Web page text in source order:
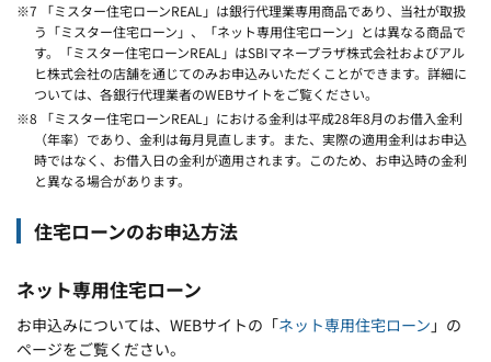
※7 「ミスター住宅ローンREAL」は銀行代理業専用商品であり、当社が取扱
う「ミスター住宅ローン」、「ネット専用住宅ローン」とは異なる商品で
す。「ミスター住宅ローンREAL」はSBIマネープラザ株式会社およびアル
ヒ株式会社の店舗を通じてのみお申込みいただくことができます。詳細に
ついては、各銀行代理業者のWEBサイトをご覧ください。
※8 「ミスター住宅ローンREAL」における金利は平成28年8月のお借入金利
（年率）であり、金利は毎月見直します。また、実際の適用金利はお申込
時ではなく、お借入日の金利が適用されます。このため、お申込時の金利
と異なる場合があります。
住宅ローンのお申込方法
ネット専用住宅ローン
お申込みについては、WEBサイトの「ネット専用住宅ローン 」の
ページをご覧ください。